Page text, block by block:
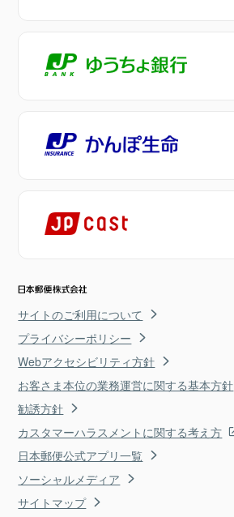
サイトのご利用について
プライバシーポリシー
Webアクセシビリティ方針
お客さま本位の業務運営に関する基本方針
勧誘方針
カスタマーハラスメントに関する考え方
日本郵便公式アプリ一覧
ソーシャルメディア
サイトマップ